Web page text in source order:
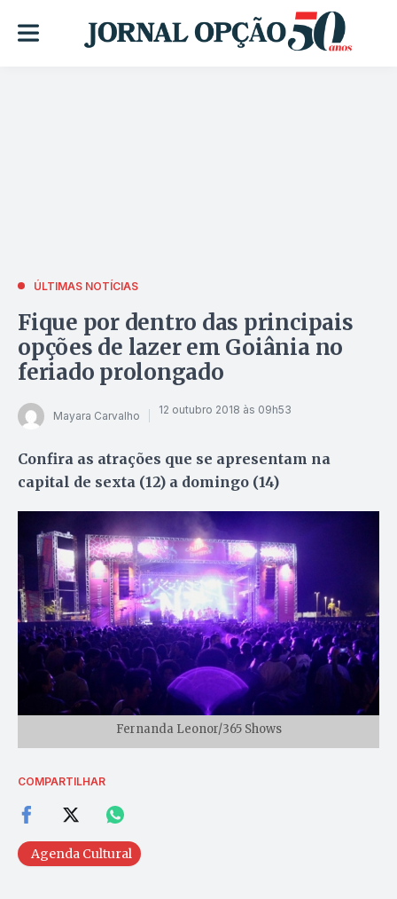
ÚLTIMAS NOTÍCIAS
Fique por dentro das principais
opções de lazer em Goiânia no
feriado prolongado
Mayara Carvalho 12 outubro 2018 às 09h53
Confira as atrações que se apresentam na
capital de sexta (12) a domingo (14)
Fernanda Leonor/365 Shows
COMPARTILHAR
Agenda Cultural